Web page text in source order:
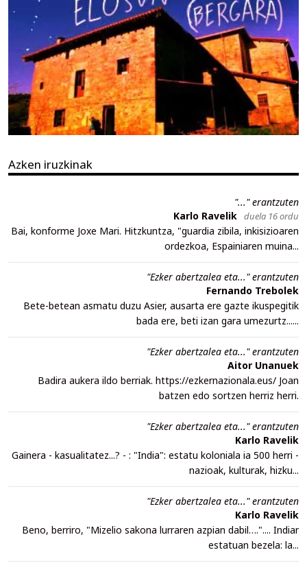
Azken iruzkinak
"..." erantzuten
Karlo Ravelik duela 16 ordu
Bai, konforme Joxe Mari. Hitzkuntza, "guardia zibila, inkisizioaren
ordezkoa, Espainiaren muina...
"Ezker abertzalea eta..." erantzuten
Fernando Trebolek
Bete-betean asmatu duzu Asier, ausarta ere gazte ikuspegitik
bada ere, beti izan gara umezurtz......
"Ezker abertzalea eta..." erantzuten
Aitor Unanuek
Badira aukera ildo berriak. https://ezkernazionala.eus/ Joan
batzen edo sortzen herriz herri.
"Ezker abertzalea eta..." erantzuten
Karlo Ravelik
Gainera - kasualitatez...? - : "India": estatu koloniala ia 500 herri -
nazioak, kulturak, hizku...
"Ezker abertzalea eta..." erantzuten
Karlo Ravelik
Beno, berriro, "Mizelio sakona lurraren azpian dabil….".... Indiar
estatuan bezela: la...